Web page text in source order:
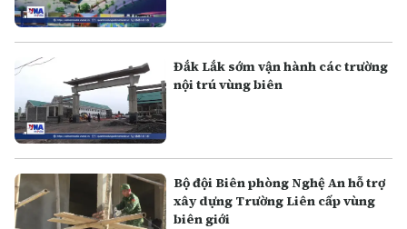
Đắk Lắk sớm vận hành các trường
nội trú vùng biên
Bộ đội Biên phòng Nghệ An hỗ trợ
xây dựng Trường Liên cấp vùng
biên giới